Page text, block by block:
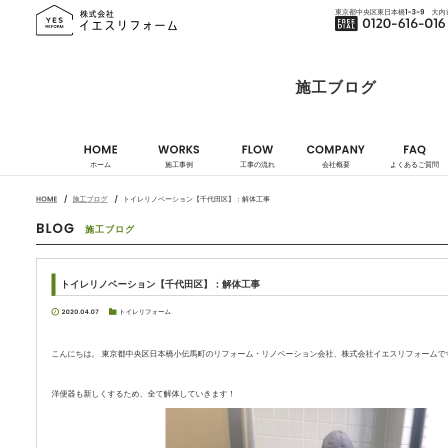
東京都中央区東日本橋1-3-9 大内
施工ブログ
HOME
ホーム
WORKS
施工事例
FLOW
工事の流れ
COMPANY
会社概要
FAQ
よくあるご質問
HOME 施工ブログ トイレリノベーション【千代田区】：解体工事
BLOG 施工ブログ
トイレリノベーション【千代田区】：解体工事
2020.04.07 トイレリフォーム
こんにちは。 東京都中央区日本橋小伝馬町のリフォーム・リノベーション会社、株式会社イエスリフォームで
洋便器も新しくするため、全て解体していきます！